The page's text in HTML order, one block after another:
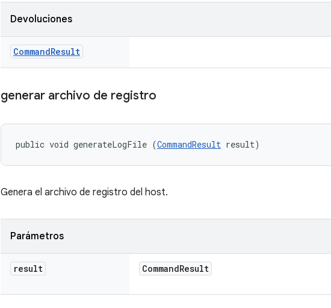
Devoluciones
CommandResult
generar archivo de registro
public void generateLogFile (CommandResult result)
Genera el archivo de registro del host.
Parámetros
result CommandResult